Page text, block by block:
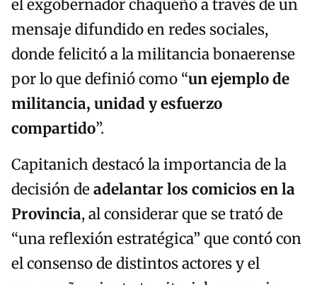
el exgobernador chaqueño a través de un
mensaje difundido en redes sociales,
donde felicitó a la militancia bonaerense
por lo que definió como “un ejemplo de
militancia, unidad y esfuerzo
compartido”.
Capitanich destacó la importancia de la
decisión deadelantar los comicios en la
Provincia, al considerar que se trató de
“una reflexión estratégica” que contó con
el consenso de distintos actores y el